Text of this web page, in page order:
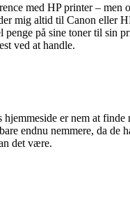
med HP printer –
mig altid til Canon eller
penge på sine toner til
ved at handle.
er nem at
endnu nemmere, da de
det være.